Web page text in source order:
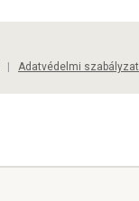
Adatvédelmi szabályzat